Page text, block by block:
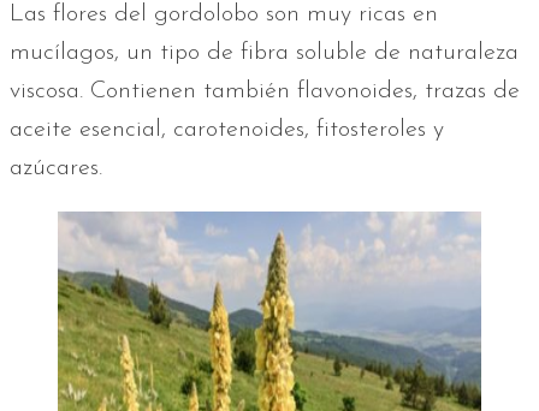
Las flores del gordolobo son muy ricas en
mucílagos, un tipo de fibra soluble de naturaleza
viscosa. Contienen también flavonoides, trazas de
aceite esencial, carotenoides, fitosteroles y
azúcares.